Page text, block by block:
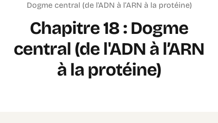
Dogme central (de l'ADN à l’ARN à la protéine)
Chapitre 18 : Dogme
central (de l'ADN à l’ARN
à la protéine)